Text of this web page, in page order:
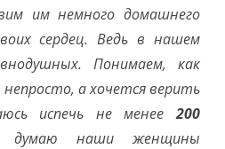
им немного домашнего
сердец. Ведь в нашем
Понимаем, как
а хочется верить
испечь не менее200
думаю наши женщины